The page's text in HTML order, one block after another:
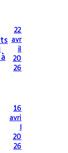
22
avr
il
20
26
16
avri
20
26